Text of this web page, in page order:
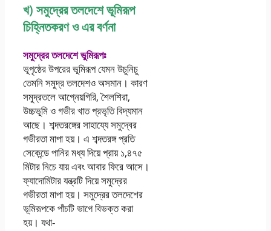
খ) সমুদ্রের তলদেশে ভূমিরূপ
চিহ্নিতকরণ ও এর বর্ণনা
সমুদ্রের তলদেশে ভুমিরূপঃ
ভূপৃষ্ঠের উপরের ভূমিরূপ যেমন উচুনিচু
তেমনি সমুদ্র তলদেশও অসমান। কারণ
সমুদ্রতলে আগ্নেয়গিরি, শৈলশিরা,
উচ্চভূমি ও গভীর খাত প্রভৃতি বিদ্যমান
আছে। শব্দতরঙ্গের সাহায্যে সমুদ্বের
গভীরতা মাপা হয়। এ শব্দতরঙ্গ প্রতি
সেকেন্ডে পানির মধ্য দিয়ে প্রায় ১,৪৭৫
মিটার নিচে যায় এবং আবার ফিরে আসে।
ফ্যাদোমিটার যন্ত্রটি দিয়ে সমুদ্রের
গভীরতা মাপা হয়। সমুদ্রের তলদেশের
ভূমিরূপকে পাঁচটি ভাগে বিভক্ত করা
হয়। যথা-